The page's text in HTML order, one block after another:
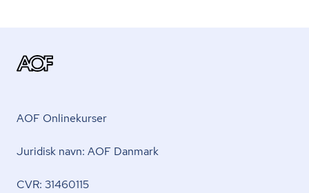
AOF Onlinekurser
Juridisk navn: AOF Danmark
CVR: 31460115